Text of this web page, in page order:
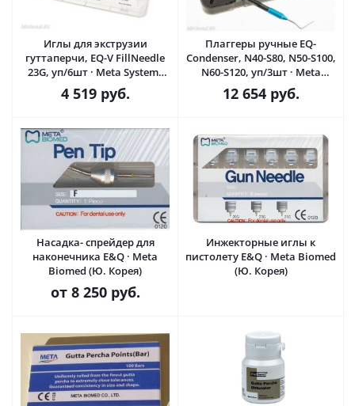
Иглы для экструзии
гуттаперчи, EQ-V FillNeedle
23G, уп/6шт · Meta Systems
(Ю.Корея)
4 519руб.
Плаггеры ручные EQ-
Condenser, N40-S80, N50-S100,
N60-S120, уп/3шт · Meta
Systems (Ю.Корея)
12 654руб.
Насадка- спрейдер для
наконечника E&Q · Meta
Biomed (Ю. Корея)
от 8 250 руб.
Инжекторные иглы к
пистолету E&Q · Meta Biomed
(Ю. Корея)